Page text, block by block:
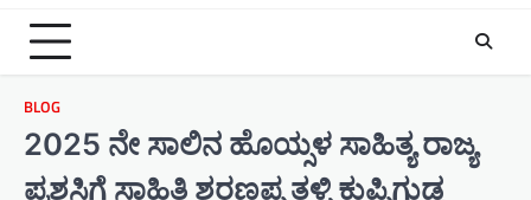
BLOG
2025 ನೇ ಸಾಲಿನ ಹೊಯ್ಸಳ ಸಾಹಿತ್ಯ ರಾಜ್ಯ
ಪ್ರಶಸ್ತಿಗೆ ಸಾಹಿತಿ ಶರಣಪ್ಪ ತಳ್ಳಿ ಕುಪ್ಪಿಗುಡ್ಡ